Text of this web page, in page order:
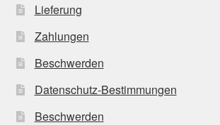
Lieferung
Zahlungen
Beschwerden
Datenschutz-Bestimmungen
Beschwerden